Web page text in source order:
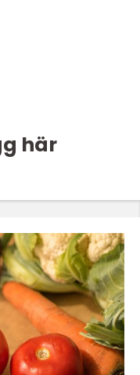
här